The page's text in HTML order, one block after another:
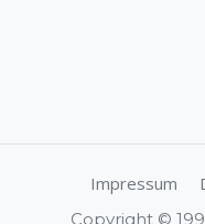
Impressum
Copyright ©